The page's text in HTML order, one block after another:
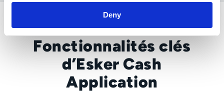
Deny
Fonctionnalités clés
d’Esker Cash
Application